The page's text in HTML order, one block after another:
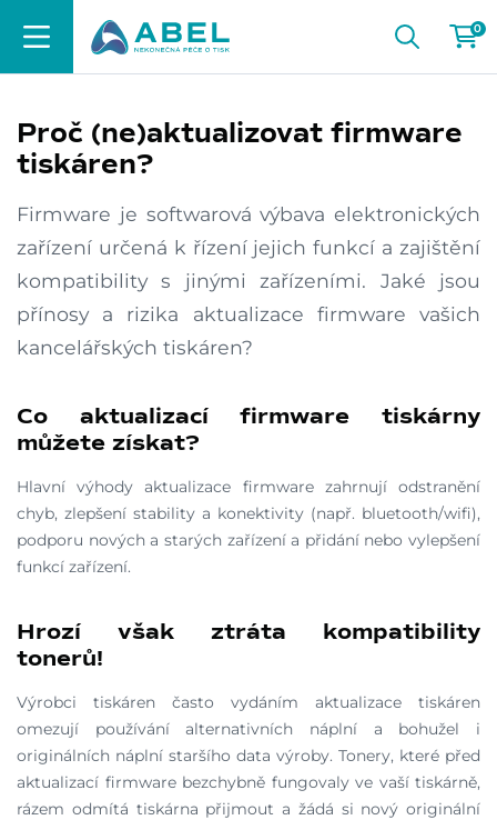
0
Proč (ne)aktualizovat firmware
tiskáren?
Firmware je softwarová výbava elektronických
zařízení určená k řízení jejich funkcí a zajištění
kompatibility s jinými zařízeními. Jaké jsou
přínosy a rizika aktualizace firmware vašich
kancelářských tiskáren?
Co aktualizací firmware tiskárny
můžete získat?
Hlavní výhody aktualizace firmware zahrnují odstranění
chyb, zlepšení stability a konektivity (např. bluetooth/wifi),
podporu nových a starých zařízení a přidání nebo vylepšení
funkcí zařízení.
Hrozí však ztráta kompatibility
tonerů!
Výrobci tiskáren často vydáním aktualizace tiskáren
omezují používání alternativních náplní a bohužel i
originálních náplní staršího data výroby. Tonery, které před
aktualizací firmware bezchybně fungovaly ve vaší tiskárně,
rázem odmítá tiskárna přijmout a žádá si nový originální